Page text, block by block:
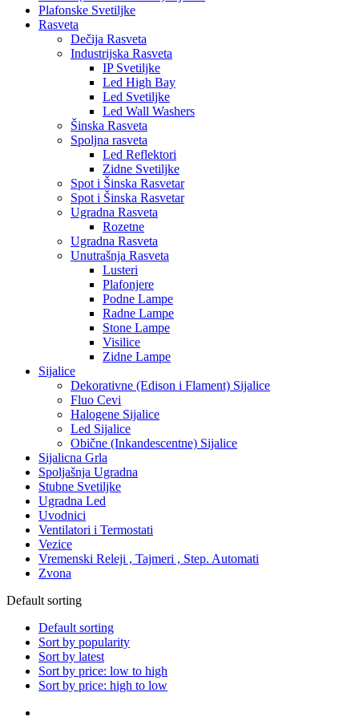
Plafonske Svetiljke
Rasveta
Dečija Rasveta
Industrijska Rasveta
IP Svetiljke
Led High Bay
Led Svetiljke
Led Wall Washers
Šinska Rasveta
Spoljna rasveta
Led Reflektori
Zidne Svetiljke
Spot i Šinska Rasvetar
Spot i Šinska Rasvetar
Ugradna Rasveta
Rozetne
Ugradna Rasveta
Unutrašnja Rasveta
Lusteri
Plafonjere
Podne Lampe
Radne Lampe
Stone Lampe
Visilice
Zidne Lampe
Sijalice
Dekorativne (Edison i Flament) Sijalice
Fluo Cevi
Halogene Sijalice
Led Sijalice
Obične (Inkandescentne) Sijalice
Sijalicna Grla
Spoljašnja Ugradna
Stubne Svetiljke
Ugradna Led
Uvodnici
Ventilatori i Termostati
Vezice
Vremenski Releji , Tajmeri , Step. Automati
Zvona
Default sorting
Default sorting
Sort by popularity
Sort by latest
Sort by price: low to high
Sort by price: high to low